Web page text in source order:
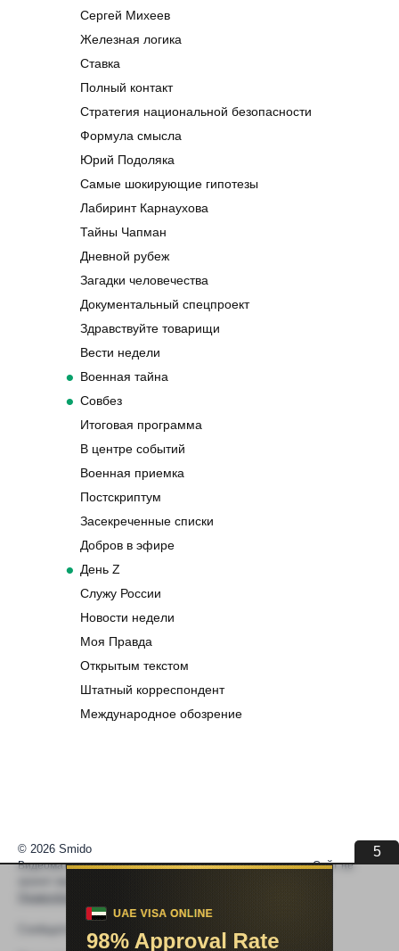
Сергей Михеев
Железная логика
Ставка
Полный контакт
Стратегия национальной безопасности
Формула смысла
Юрий Подоляка
Самые шокирующие гипотезы
Лабиринт Карнаухова
Тайны Чапман
Дневной рубеж
Загадки человечества
Документальный спецпроект
Здравствуйте товарищи
Вести недели
Военная тайна
Совбез
Итоговая программа
В центре событий
Военная приемка
Постскриптум
Засекреченные списки
Добров в эфире
День Z
Служу России
Новости недели
Моя Правда
Открытым текстом
Штатный корреспондент
Международное обозрение
5
© 2026 Smido
Видеоматериалы встраиваются из открытых источников. Сайт не
Видео не работает